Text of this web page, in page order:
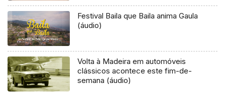
Festival Baila que Baila anima Gaula
(áudio)
Volta à Madeira em automóveis
clássicos acontece este fim-de-
semana (áudio)